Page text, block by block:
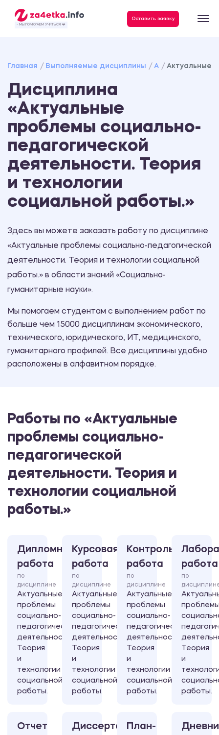
- МЫ ПОМОГАЕМ УЧИТЬСЯ ❤️
Оставить заявку
Главная Выполняемые дисциплины А Актуальные
Дисциплина
«Актуальные
проблемы социально-
педагогической
деятельности. Теория
и технологии
социальной работы.»
Здесь вы можете заказать работу по дисциплине
«Актуальные проблемы социально-педагогической
деятельности. Теория и технологии социальной
работы.» в области знаний «Социально-
гуманитарные науки».
Мы помогаем студентам с выполнением работ по
больше чем 15000 дисциплинам экономического,
технического, юридического, ИТ, медицинского,
гуманитарного профилей. Все дисциплины удобно
расположены в алфавитном порядке.
Работы по «Актуальные
проблемы социально-
педагогической
деятельности. Теория и
технологии социальной
работы.»
Дипломная
работа
по
дисциплине
Актуальные
проблемы
социально-
педагогической
деятельности.
Теория
и
технологии
социальной
работы.
Курсовая
работа
по
дисциплине
Актуальные
проблемы
социально-
педагогической
деятельности.
Теория
и
технологии
социальной
работы.
Контрольная
работа
по
дисциплине
Актуальные
проблемы
социально-
педагогической
деятельности.
Теория
и
технологии
социальной
работы.
работа
по
Теория
и
работы.
Отчет
ДиссертацияПлан-